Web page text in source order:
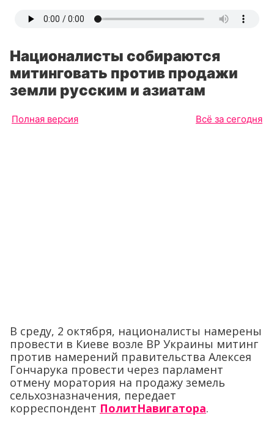
Националисты собираются
митинговать против продажи
земли русским и азиатам
Полная версия Всё за сегодня
В среду, 2 октября, националисты намерены
провести в Киеве возле ВР Украины митинг
против намерений правительства Алексея
Гончарука провести через парламент
отмену моратория на продажу земель
сельхозназначения, передает
корреспондент ПолитНавигатора.